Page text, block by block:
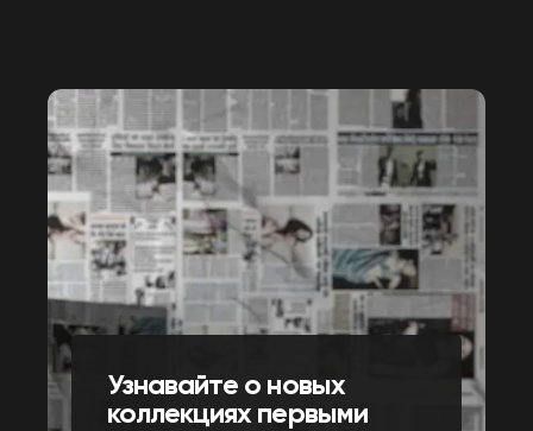
Узнавайте о новых
коллекциях первыми